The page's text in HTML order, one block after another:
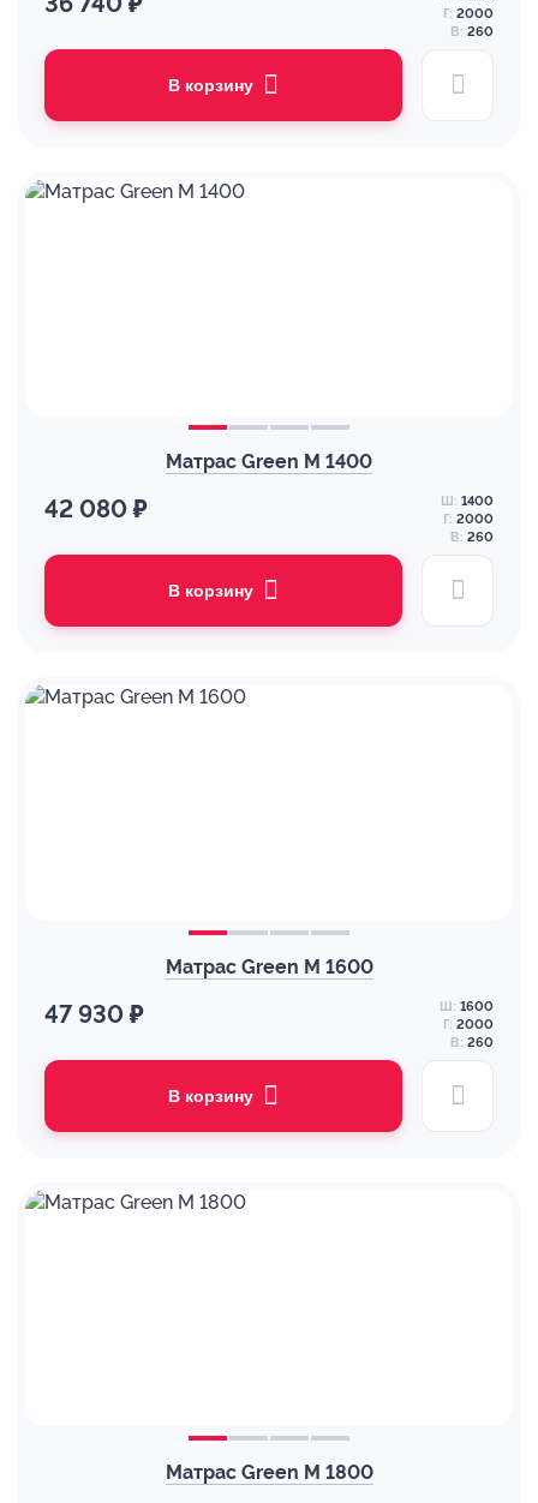
Г: 2000
В: 260
В корзину
Матрас Green M 1400
42 080 ₽ Ш: 1400
Г: 2000
В: 260
В корзину
Матрас Green M 1600
47 930 ₽ Ш: 1600
Г: 2000
В: 260
В корзину
Матрас Green M 1800